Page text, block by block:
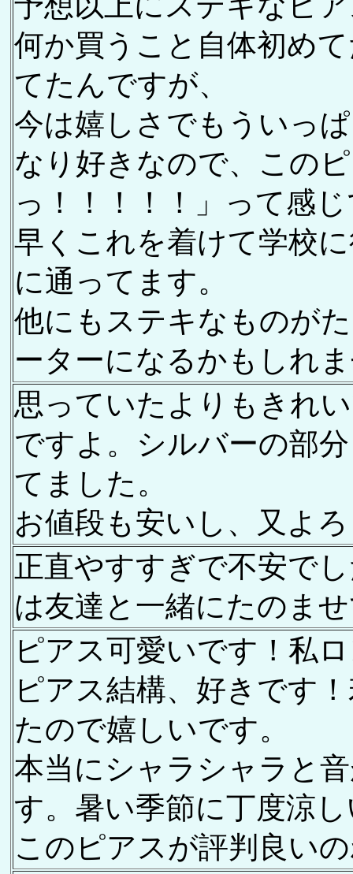
何か買うこと自体初め
てたんですが、
今は嬉しさでもういっ
なり好きなので、この
っ！！！！！」って感
早くこれを着けて学校
に通ってます。
他にもステキなものが
ーターになるかもしれ
思っていたよりもきれ
ですよ。シルバーの部
てました。
お値段も安いし、又よ
正直やすすぎで不安で
は友達と一緒にたのま
ピアス可愛いです！私
ピアス結構、好きです
たので嬉しいです。
本当にシャラシャラと
す。暑い季節に丁度涼
このピアスが評判良い